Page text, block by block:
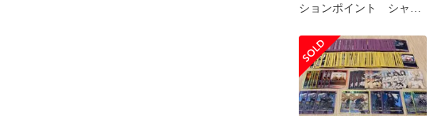
ションポイント シャド